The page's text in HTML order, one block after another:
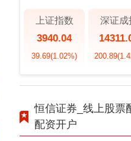
上证指数
3940.04
39.69(1.02%)
深证成
200.89
恒信证券_线上股票
配资开户